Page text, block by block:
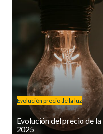
Evolución precio de la luz
Evolución del precio de
2025